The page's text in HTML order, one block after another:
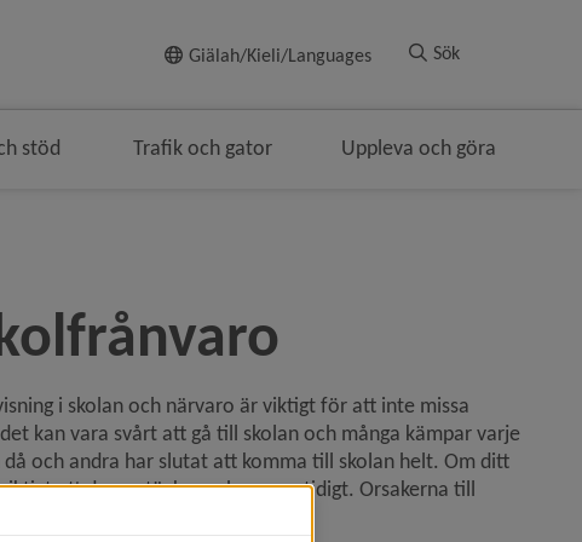
Giälah/Kieli/Languages Sök
stöd Trafik och gator Uppleva och göra
i skolan och närvaro är viktigt för att inte missa
kan vara svårt att gå till skolan och många kämpar varje
och andra har slutat att komma till skolan helt. Om ditt
att du upptäcker och agerar tidigt. Orsakerna till